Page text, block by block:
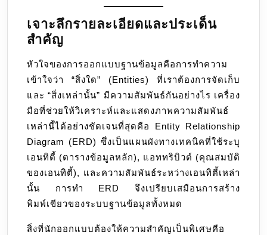
เจาะลึกรายละเอียดและประเด็น
สำคัญ
หัวใจของการออกแบบฐานข้อมูลคือการทำความ
เข้าใจว่า “สิ่งใด” (Entities) ที่เราต้องการจัดเก็บ
และ “สิ่งเหล่านั้น” มีความสัมพันธ์กันอย่างไร เครื่อง
มือที่ช่วยให้วิเคราะห์และแสดงภาพความสัมพันธ์
เหล่านี้ได้อย่างชัดเจนที่สุดคือ Entity Relationship
Diagram (ERD) ซึ่งเป็นแผนผังทางเทคนิคที่ใช้ระบุ
เอนทิตี้ (ตารางข้อมูลหลัก), แอททริบิวต์ (คุณสมบัติ
ของเอนทิตี้), และความสัมพันธ์ระหว่างเอนทิตี้เหล่า
นั้น การทำ ERD จึงเปรียบเสมือนการสร้าง
พิมพ์เขียวของระบบฐานข้อมูลทั้งหมด
สิ่งที่นักออกแบบต้องให้ความสำคัญเป็นพิเศษคือ